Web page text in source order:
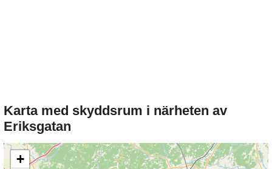
Karta med skyddsrum i närheten av
Eriksgatan
+